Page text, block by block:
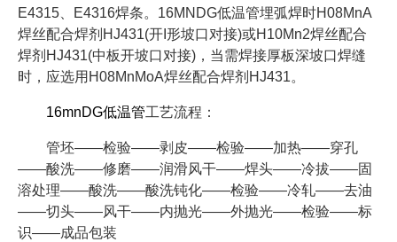
E4315、E4316焊条。16MNDG低温管埋弧焊时H08MnA
焊丝配合焊剂HJ431(开I形坡口对接)或H10Mn2焊丝配合
焊剂HJ431(中板开坡口对接)，当需焊接厚板深坡口焊缝
时，应选用H08MnMoA焊丝配合焊剂HJ431。
16mnDG低温管工艺流程：
管坯——检验——剥皮——检验——加热——穿孔
——酸洗——修磨——润滑风干——焊头——冷拔——固
溶处理——酸洗——酸洗钝化——检验——冷轧——去油
——切头——风干——内抛光——外抛光——检验——标
识——成品包装